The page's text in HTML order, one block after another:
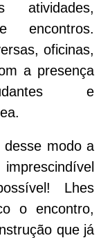
encontros.
oficinas,
a presença
e
desse modo a
Lhes
o encontro,
que já